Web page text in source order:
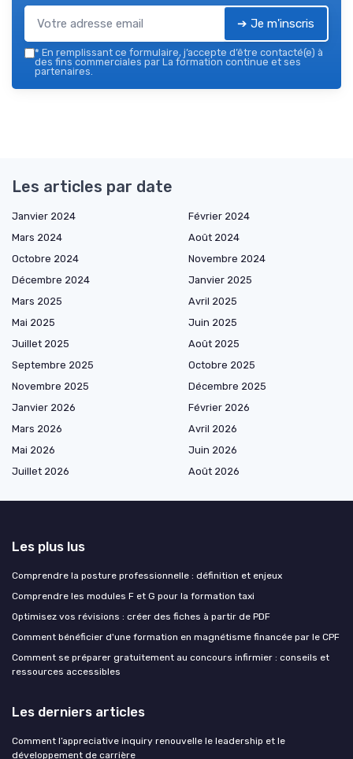
➔ Je m'inscris
* En remplissant ce formulaire, j’accepte d’être contacté(e) à
des fins commerciales par La formation continue et ses
partenaires.
Les articles par date
Janvier 2024
Février 2024
Mars 2024
Août 2024
Octobre 2024
Novembre 2024
Décembre 2024
Janvier 2025
Mars 2025
Avril 2025
Mai 2025
Juin 2025
Juillet 2025
Août 2025
Septembre 2025
Octobre 2025
Novembre 2025
Décembre 2025
Janvier 2026
Février 2026
Mars 2026
Avril 2026
Mai 2026
Juin 2026
Juillet 2026
Août 2026
Les plus lus
Comprendre la posture professionnelle : définition et enjeux
Comprendre les modules F et G pour la formation taxi
Optimisez vos révisions : créer des fiches à partir de PDF
Comment bénéficier d'une formation en magnétisme financée par le CPF
Comment se préparer gratuitement au concours infirmier : conseils et
ressources accessibles
Les derniers articles
Comment l’appreciative inquiry renouvelle le leadership et le
développement de carrière